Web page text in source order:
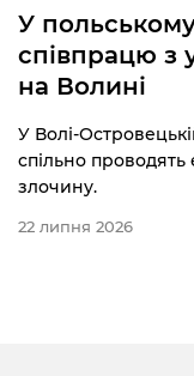
У
співпрацю з
на Волині
У Волі-
спільно
злочину.
22 липня 2026